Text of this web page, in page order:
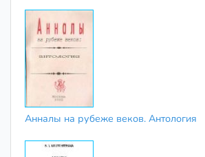
Анналы на рубеже веков. Антология